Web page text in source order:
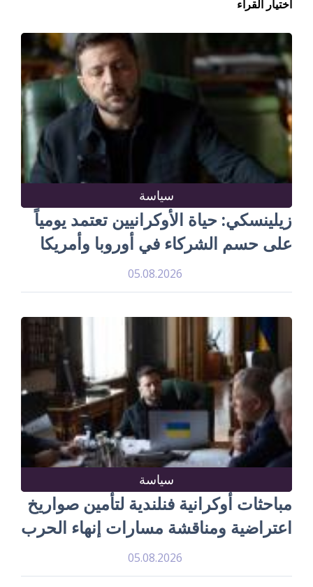
اختيار القراء
سياسة
زيلينسكي: حياة الأوكرانيين تعتمد يومياً
على حسم الشركاء في أوروبا وأمريكا
05.08.2026
سياسة
مباحثات أوكرانية فنلندية لتأمين صواريخ
اعتراضية ومناقشة مسارات إنهاء الحرب
05.08.2026